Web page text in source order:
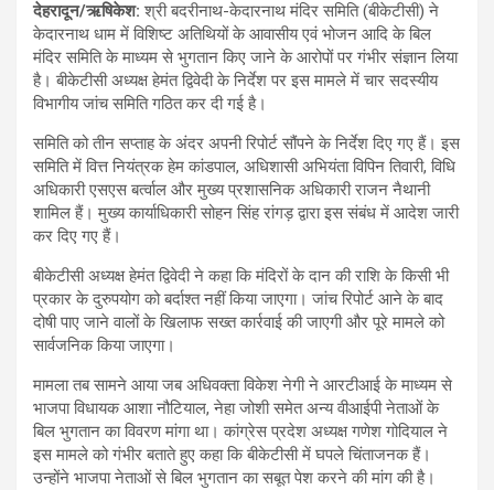
देहरादून/ऋषिकेश: श्री बदरीनाथ-केदारनाथ मंदिर समिति (बीकेटीसी) ने
केदारनाथ धाम में विशिष्ट अतिथियों के आवासीय एवं भोजन आदि के बिल
मंदिर समिति के माध्यम से भुगतान किए जाने के आरोपों पर गंभीर संज्ञान लिया
है। बीकेटीसी अध्यक्ष हेमंत द्विवेदी के निर्देश पर इस मामले में चार सदस्यीय
विभागीय जांच समिति गठित कर दी गई है।
समिति को तीन सप्ताह के अंदर अपनी रिपोर्ट सौंपने के निर्देश दिए गए हैं। इस
समिति में वित्त नियंत्रक हेम कांडपाल, अधिशासी अभियंता विपिन तिवारी, विधि
अधिकारी एसएस बर्त्वाल और मुख्य प्रशासनिक अधिकारी राजन नैथानी
शामिल हैं। मुख्य कार्याधिकारी सोहन सिंह रांगड़ द्वारा इस संबंध में आदेश जारी
कर दिए गए हैं।
बीकेटीसी अध्यक्ष हेमंत द्विवेदी ने कहा कि मंदिरों के दान की राशि के किसी भी
प्रकार के दुरुपयोग को बर्दाश्त नहीं किया जाएगा। जांच रिपोर्ट आने के बाद
दोषी पाए जाने वालों के खिलाफ सख्त कार्रवाई की जाएगी और पूरे मामले को
सार्वजनिक किया जाएगा।
मामला तब सामने आया जब अधिवक्ता विकेश नेगी ने आरटीआई के माध्यम से
भाजपा विधायक आशा नौटियाल, नेहा जोशी समेत अन्य वीआईपी नेताओं के
बिल भुगतान का विवरण मांगा था। कांग्रेस प्रदेश अध्यक्ष गणेश गोदियाल ने
इस मामले को गंभीर बताते हुए कहा कि बीकेटीसी में घपले चिंताजनक हैं।
उन्होंने भाजपा नेताओं से बिल भुगतान का सबूत पेश करने की मांग की है।